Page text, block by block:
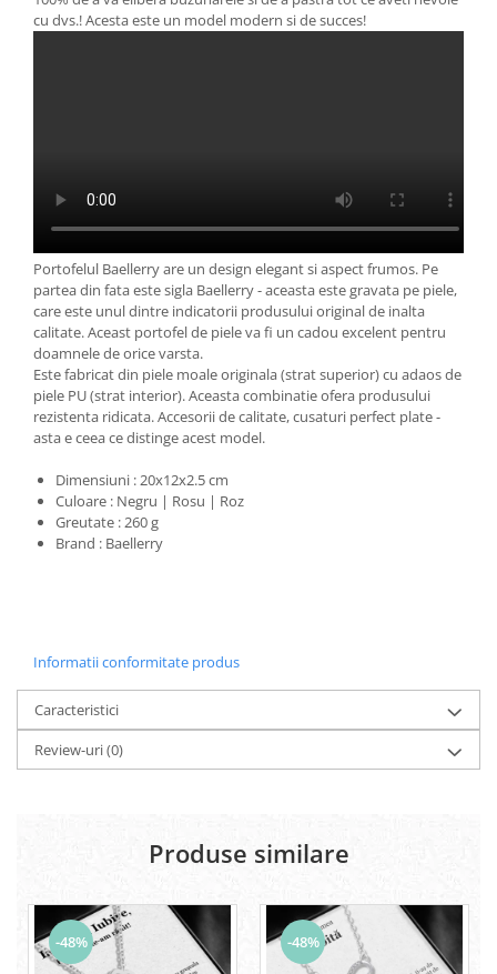
cu dvs.! Acesta este un model modern si de succes!
Portofelul Baellerry are un design elegant si aspect frumos. Pe
partea din fata este sigla Baellerry - aceasta este gravata pe piele,
care este unul dintre indicatorii produsului original de inalta
calitate. Aceast portofel de piele va fi un cadou excelent pentru
doamnele de orice varsta.
Este fabricat din piele moale originala (strat superior) cu adaos de
piele PU (strat interior). Aceasta combinatie ofera produsului
rezistenta ridicata. Accesorii de calitate, cusaturi perfect plate -
asta e ceea ce distinge acest model.
Dimensiuni : 20x12x2.5 cm
Culoare : Negru | Rosu | Roz
Greutate : 260 g
Brand : Baellerry
Informatii conformitate produs
Caracteristici
Review-uri(0)
Produse similare
-48% -48%